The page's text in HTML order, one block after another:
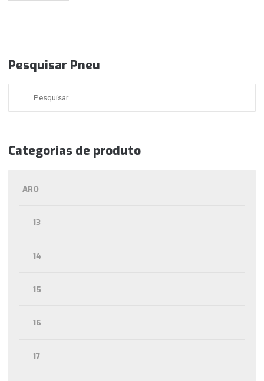
Pesquisar Pneu
Categorias de produto
ARO
13
14
15
16
17